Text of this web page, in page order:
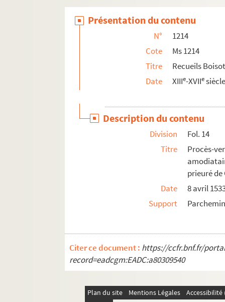
Fol. 43. Bail emphytéotique d'une maison
Fol. 44. Emprunt hypothécaire de 60
Ms 1286 à 1296. Histoire, littérature
Présentation du contenu
N°
1214
Cote
Ms 1214
Titre
Recueils
Date
XIIIe-XVIIe
Description du contenu
Division
Fol. 14
Titre
Procès-
prieuré
Date
8 avril
Support
Citer ce document : https://ccfr.bnf.fr/
record=eadcgm:EADC:a80309540
Plan du site Mentions Légales